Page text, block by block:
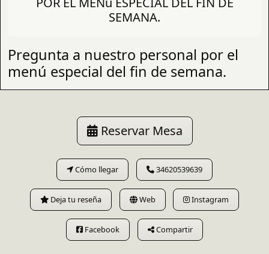
SEMANA.
Pregunta a nuestro personal por el
menú especial del fin de semana.
Reservar Mesa
Cómo llegar 34620539639
Deja tu reseña Web Instagram
Facebook Compartir